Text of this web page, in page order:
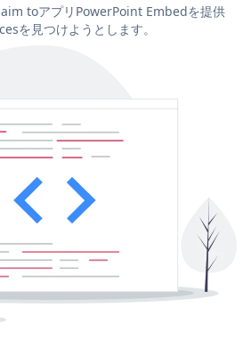
toアプリPowerPoint Embedを提供
を見つけようとします。